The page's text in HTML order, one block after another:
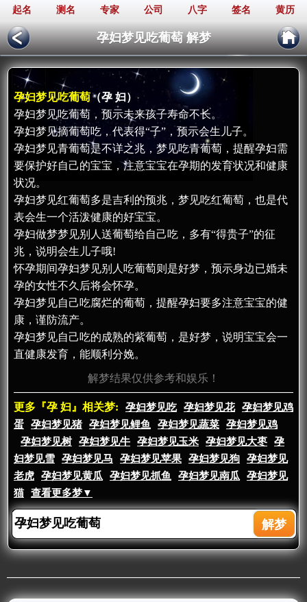
起名 测名 专家 公司 八字 签名 黄历
孕妇梦见吃葡萄 解梦
孕妇梦见吃葡萄（孕 妇）
孕妇梦见吃葡萄，预示未来孩子寿命不长。
孕妇梦见摘葡萄吃，代表得“子”，预示会生儿子。
孕妇梦见青葡萄是不详之兆，梦见吃青葡萄，提醒孕妇需
要保护好自己的宝宝，注意宝宝在孕期的发育状况和健康
状况。
孕妇梦见红葡萄多是吉利的预兆，梦见吃红葡萄，也是代
表会生一个活泼健康的好宝宝。
孕妇做梦梦见别人送葡萄给自己吃，多有“得贵子”的征
兆，说明会生儿子哦!
怀孕期间孕妇梦见别人吃葡萄则是好梦，预示身边已婚未
孕的女性不久后将会怀孕。
孕妇梦见自己吃腐烂的葡萄，提醒孕妇要多注意宝宝的健
康，谨防流产。
孕妇梦见自己吃的成熟的紫葡萄，是好梦，说明宝宝会一
直健康发育，能顺利分娩。
解梦结果仅供参考和娱乐！
更多『孕 妇』相关梦: 孕妇梦见吃 孕妇梦见花
孕妇梦见鸡
蛋
孕妇梦见猪 孕妇梦见鲤鱼 孕妇梦见蔬菜
孕妇梦见鸡
孕妇梦见树
孕妇梦见牛 孕妇梦见玉米 孕妇梦见大枣
孕
妇梦见雪
孕妇梦见马 孕妇梦见苹果 孕妇梦见狗
孕妇梦见
老虎
孕妇梦见黄瓜 孕妇梦见抓鱼 孕妇梦见南瓜
孕妇梦见
猫
查看更多梦▼